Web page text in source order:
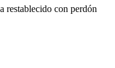
restablecido con perdón